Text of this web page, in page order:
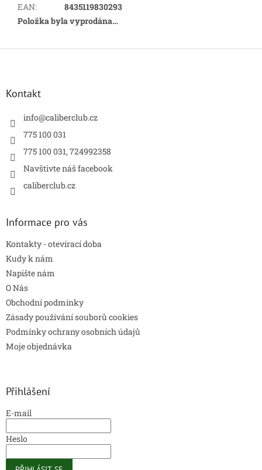
EAN:
8435119830293
Položka byla vyprodána…
Z
Kontakt
info@caliberclub.cz
775 100 031
775 100 031, 724992358
Navštivte náš facebook
caliberclub.cz
Informace pro vás
Kontakty - otevírací doba
Kudy k nám
Napište nám
O Nás
Obchodní podmínky
Zásady používání souborů cookies
Podmínky ochrany osobních údajů
Moje objednávka
Přihlášení
E-mail
Heslo